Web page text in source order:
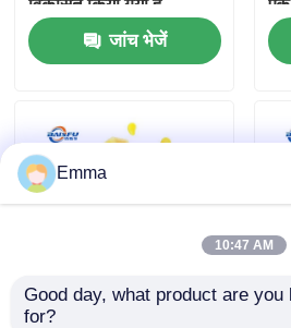
कारखाने का दौरा
हमसे संपर्क करें
खाद्य पदार्थों के स्वाद
विकसित किया गया है
जांच भेजें
एक
अनानास तेल स्वाद तेल
Emma
10:47 AM
Good day, what product are you
for?